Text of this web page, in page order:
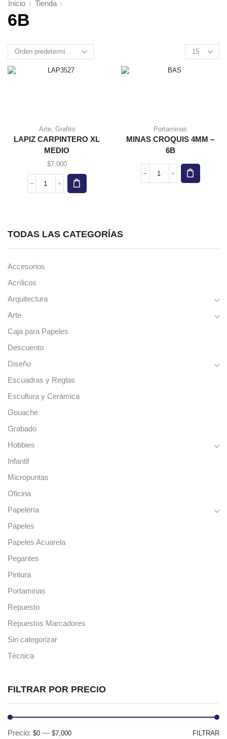
Inicio Tienda
6B
Products
per
Arte, Grafito
LAPIZ CARPINTERO XL
MEDIO
$7,000
LAPIZ
Portaminas
MINAS CROQUIS 4MM –
6B
MINAS
TODAS LAS CATEGORÍAS
Accesorios
Acrílicos
Arquitectura
Arte
Caja para Papeles
Descuento
Diseño
Escuadras y Reglas
Escultura y Cerámica
Gouache
Grabado
Hobbies
Infantil
Micropuntas
Oficina
Papelería
Papeles
Papeles Acuarela
Pegantes
Pintura
Portaminas
Repuesto
Repuestos Marcadores
Sin categorizar
Técnica
FILTRAR POR PRECIO
FILTRAR
Precio: $0 — $7,000